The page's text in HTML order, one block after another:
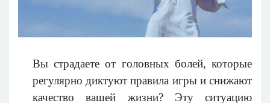
Вы страдаете от головных болей, которые
регулярно диктуют правила игры и снижают
качество вашей жизни? Эту ситуацию